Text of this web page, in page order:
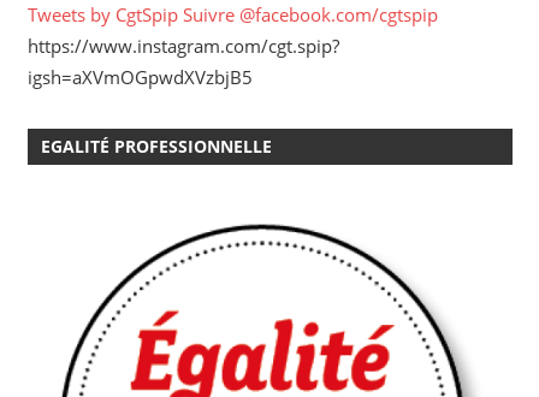
Tweets by CgtSpip Suivre @facebook.com/cgtspip
https://www.instagram.com/cgt.spip?
igsh=aXVmOGpwdXVzbjB5
EGALITÉ PROFESSIONNELLE